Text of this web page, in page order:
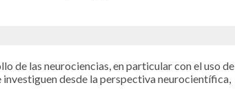
de las neurociencias, en particular con el uso de
investiguen desde la perspectiva neurocientífica,